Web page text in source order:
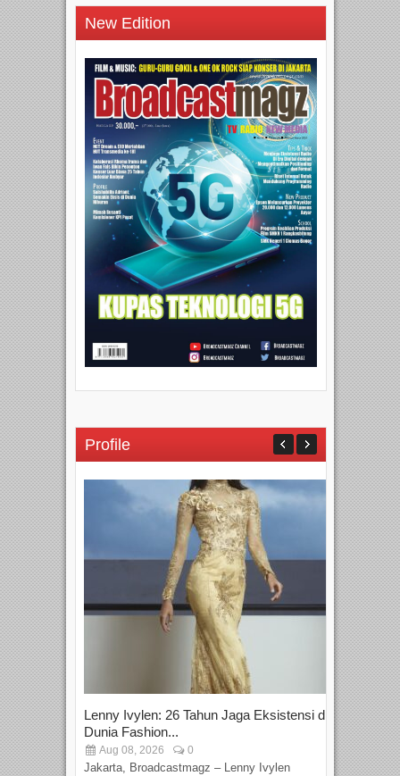
New Edition
Profile
Lenny Ivylen: 26 Tahun Jaga Eksistensi di
Dunia Fashion...
Aug 08, 2026 0
Jakarta, Broadcastmagz – Lenny Ivylen